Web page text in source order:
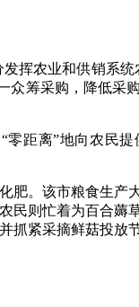
挥农业和供销系
众筹采购，降低采
距离”地向农民
肥。该市粮食生产
民则忙着为百合薅
抓紧采摘鲜菇投放节